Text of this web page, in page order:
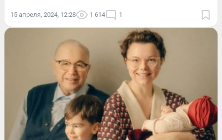
15 апреля, 2024, 12:28 1 614 1